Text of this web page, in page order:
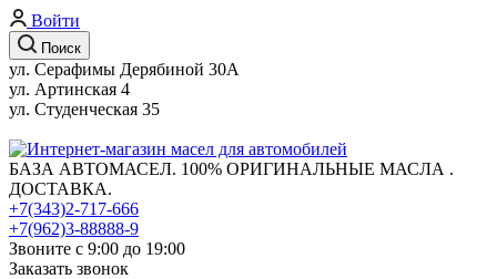
Войти
Поиск
ул. Серафимы Дерябиной 30А
ул. Артинская 4
ул. Студенческая 35
БАЗА АВТОМАСЕЛ. 100% ОРИГИНАЛЬНЫЕ МАСЛА .
ДОСТАВКА.
+7(343)2-717-666
+7(962)3-88888-9
Звоните с 9:00 до 19:00
Заказать звонок